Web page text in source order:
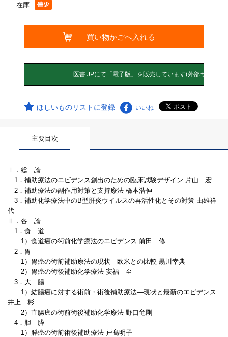
在庫
ほしいものリストに登録 いいね
主要目次
Ⅰ．総 論
1．補助療法のエビデンス創出のための臨床試験デザイン 片山 宏
2．補助療法の副作用対策と支持療法 橋本浩伸
3．補助化学療法中のB型肝炎ウイルスの再活性化とその対策 由雄祥
代
Ⅱ．各 論
1．食 道
1）食道癌の術前化学療法のエビデンス 前田 修
2．胃
1）胃癌の術前補助療法の現状―欧米との比較 黒川幸典
2）胃癌の術後補助化学療法 安福 至
3．大 腸
1）結腸癌に対する術前・術後補助療法―現状と最新のエビデンス
井上 彬
2）直腸癌の術前術後補助化学療法 野口竜剛
4．胆 膵
1）膵癌の術前術後補助療法 戸髙明子